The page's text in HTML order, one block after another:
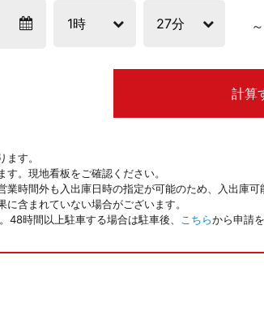
計算
す。
。現地看板をご確認ください。
業時間外も入出庫日時の指定が可能のため、入出庫
含まれていない場合がございます。
48時間以上駐車する場合は駐車後、
こちらから申請